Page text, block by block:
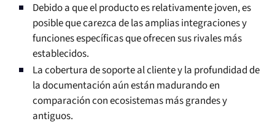
Debido a que el producto es relativamente joven, es
posible que carezca de las amplias integraciones y
funciones específicas que ofrecen sus rivales más
establecidos.
La cobertura de soporte al cliente y la profundidad de
la documentación aún están madurando en
comparación con ecosistemas más grandes y
antiguos.